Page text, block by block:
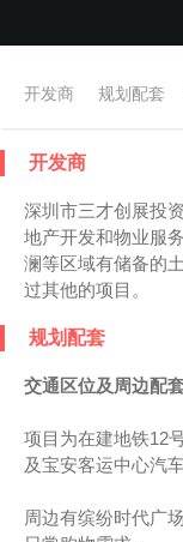
开发商 规划配套
开发商
深圳市三才创展投
地产开发和物业服
澜等区域有储备的
过其他的项目。
规划配套
交通区位及周边配
项目为在建地铁12
及宝安客运中心汽
周边有缤纷时代广